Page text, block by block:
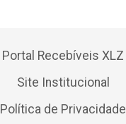
Portal Recebíveis XLZ
Site Institucional
Política de Privacidade